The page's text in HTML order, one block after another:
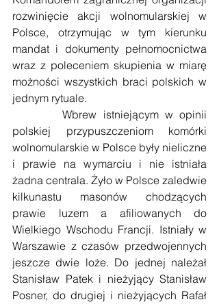
rozwinięcie akcji wolnomularskiej w
Polsce, otrzymując w tym kierunku
mandat i dokumenty pełnomocnictwa
wraz z poleceniem skupienia w miarę
możności wszystkich braci polskich w
jednym rytuale.
        Wbrew istniejącym w opinii
polskiej przypuszczeniom komórki
wolnomularskie w Polsce były nieliczne
i prawie na wymarciu i nie istniała
żadna centrala. Żyło w Polsce zaledwie
kilkunastu masonów chodzących
prawie luzem a afiliowanych do
Wielkiego Wschodu Francji. Istniały w
Warszawie z czasów przedwojennych
jeszcze dwie loże. Do jednej należał
Stanisław Patek i nieżyjący Stanisław
Posner, do drugiej i nieżyjących Rafał